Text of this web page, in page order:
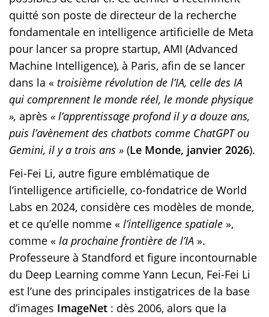
quitté son poste de directeur de la recherche
fondamentale en intelligence artificielle de Meta
pour lancer sa propre startup, AMI (Advanced
Machine Intelligence), à Paris, afin de se lancer
dans la « troisième révolution de l’IA, celle des IA
qui comprennent le monde réel, le monde physique
», après « l’apprentissage profond il y a douze ans,
puis l’avènement des chatbots comme ChatGPT ou
Gemini, il y a trois ans » (Le Monde, janvier 2026).
Fei-Fei Li, autre figure emblématique de
l’intelligence artificielle, co-fondatrice de World
Labs en 2024, considère ces modèles de monde,
et ce qu’elle nomme « l’intelligence spatiale »,
comme « la prochaine frontière de l’IA ».
Professeure à Standford et figure incontournable
du Deep Learning comme Yann Lecun, Fei-Fei Li
est l’une des principales instigatrices de la base
d’images ImageNet : dès 2006, alors que la